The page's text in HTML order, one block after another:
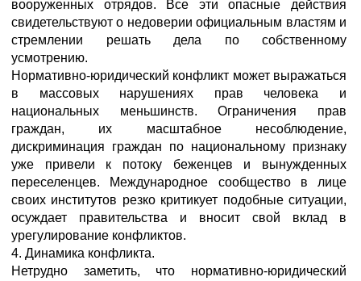
вооруженных отрядов. Все эти опасные действия
свидетельствуют о недоверии официальным властям и
стремлении решать дела по собственному
усмотрению.
Нормативно-юридический конфликт может выражаться
в массовых нарушениях прав человека и
национальных меньшинств. Ограничения прав
граждан, их масштабное несоблюдение,
дискриминация граждан по национальному признаку
уже привели к потоку беженцев и вынужденных
переселенцев. Международное сообщество в лице
своих институтов резко критикует подобные ситуации,
осуждает правительства и вносит свой вклад в
урегулирование конфликтов.
4. Динамика конфликта.
Нетрудно заметить, что нормативно-юридический